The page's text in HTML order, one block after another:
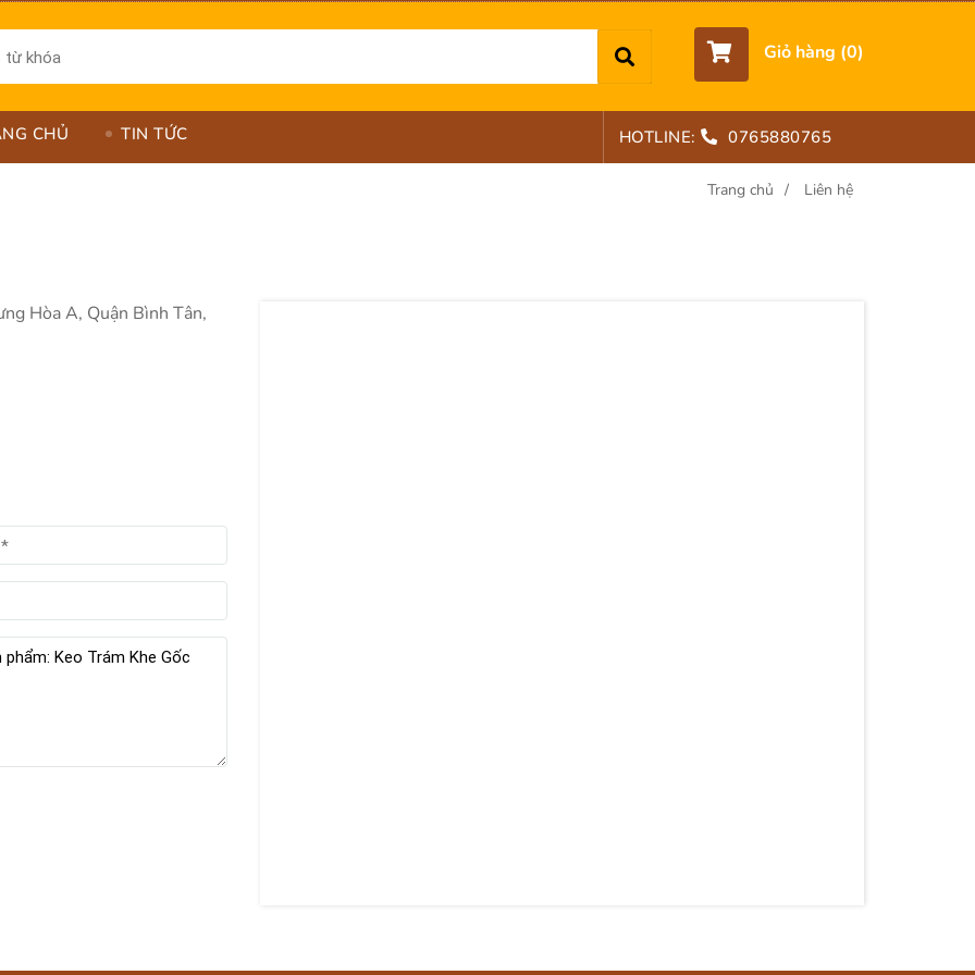
Giỏ hàng (0)
CHỦ TIN TỨC HOTLINE: 0765880765
Trang chủ / Liên hệ
Hòa A, Quận Bình Tân,